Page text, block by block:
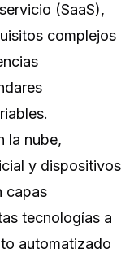
(SaaS),
complejos
la nube,
y dispositivos
capas
tecnologías a
automatizado